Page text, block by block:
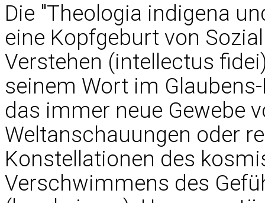
Die "Theologia indigena
eine Kopfgeburt von
Verstehen (intellectus
seinem Wort im
das immer neue Gewebe
Weltanschauungen oder
Konstellationen des
Verschwimmens des